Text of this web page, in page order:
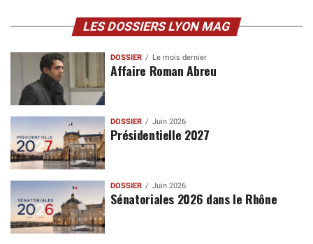
LES DOSSIERS LYON MAG
DOSSIER Le mois dernier
Affaire Roman Abreu
DOSSIER Juin 2026
Présidentielle 2027
DOSSIER Juin 2026
Sénatoriales 2026 dans le Rhône